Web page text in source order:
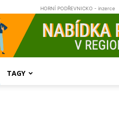
HORNÍ PODŘEVNICKO - inzerce
TAGY